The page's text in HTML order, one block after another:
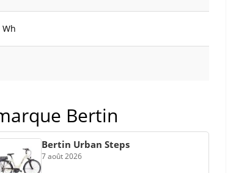
Wh
Bertin
Bertin Urban Steps
7 août 2026